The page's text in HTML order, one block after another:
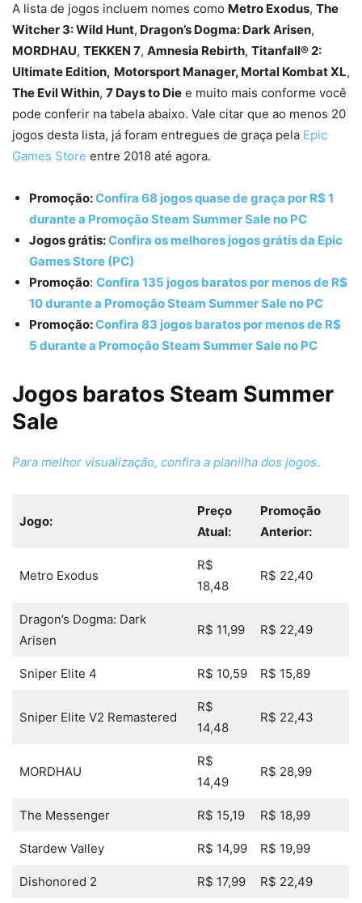
A lista de jogos incluem nomes como Metro Exodus, The
Witcher 3: Wild Hunt, Dragon’s Dogma: Dark Arisen,
MORDHAU, TEKKEN 7, Amnesia Rebirth, Titanfall® 2:
Ultimate Edition, Motorsport Manager, Mortal Kombat XL,
The Evil Within, 7 Days to Die e muito mais conforme você
pode conferir na tabela abaixo. Vale citar que ao menos 20
jogos desta lista, já foram entregues de graça pela Epic
Games Store entre 2018 até agora.
Promoção:Confira 68 jogos quase de graça por R$ 1
durante a Promoção Steam Summer Sale no PC
Jogos grátis:Confira os melhores jogos grátis da Epic
Games Store (PC)
Promoção: Confira 135 jogos baratos por menos de R$
10 durante a Promoção Steam Summer Sale no PC
Promoção:Confira 83 jogos baratos por menos de R$
5 durante a Promoção Steam Summer Sale no PC
Jogos baratos Steam Summer
Sale
Para melhor visualização, confira a planilha dos jogos.
Jogo:
Preço
Atual:
Promoção
Anterior:
Metro Exodus
R$
18,48
R$ 22,40
Dragon’s Dogma: Dark
Arisen
R$ 11,99 R$ 22,49
Sniper Elite 4 R$ 10,59 R$ 15,89
Sniper Elite V2 Remastered
R$
14,48
R$ 22,43
MORDHAU
R$
14,49
R$ 28,99
The Messenger R$ 15,19 R$ 18,99
Stardew Valley R$ 14,99 R$ 19,99
Dishonored 2 R$ 17,99 R$ 22,49